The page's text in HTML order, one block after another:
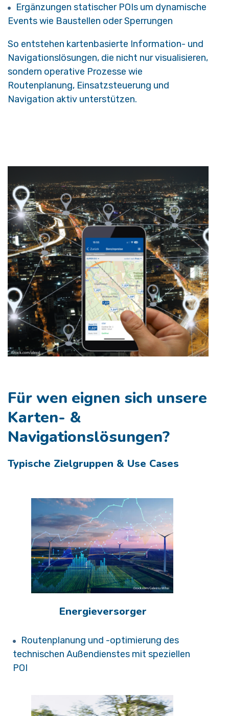
Ergänzungen statischer POIs um dynamische
Events wie Baustellen oder Sperrungen
So entstehen kartenbasierte Information- und
Navigationslösungen, die nicht nur visualisieren,
sondern operative Prozesse wie
Routenplanung, Einsatzsteuerung und
Navigation aktiv unterstützen.
Für wen eignen sich unsere
Karten- &
Navigationslösungen? ​
Typische Zielgruppen & Use Cases
Energieversorger
Routenplanung und -optimierung des
technischen Außendienstes mit speziellen
POI